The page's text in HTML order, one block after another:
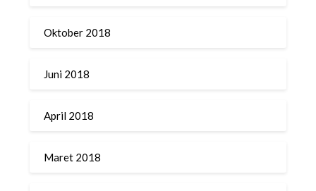
Oktober 2018
Juni 2018
April 2018
Maret 2018